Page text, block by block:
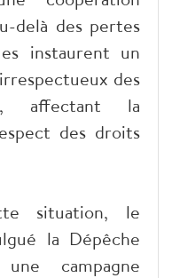
delà des pertes
instaurent un
des
affectant la
des droits
situation, le
la Dépêche
campagne